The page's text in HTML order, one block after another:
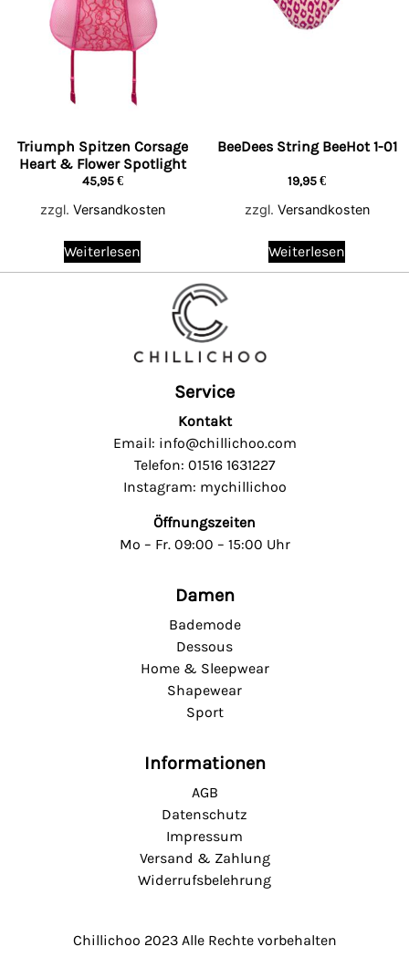
Triumph Spitzen Corsage
Heart & Flower Spotlight
45,95€
zzgl. Versandkosten
Weiterlesen
BeeDees String BeeHot 1-01
19,95€
zzgl. Versandkosten
Weiterlesen
Service
Kontakt
Email: info@chillichoo.com
Telefon: 01516 1631227
Instagram: mychillichoo
Öffnungszeiten
Mo – Fr. 09:00 – 15:00 Uhr
Damen
Bademode
Dessous
Home & Sleepwear
Shapewear
Sport
Informationen
AGB
Datenschutz
Impressum
Versand & Zahlung
Widerrufsbelehrung
Chillichoo 2023 Alle Rechte vorbehalten